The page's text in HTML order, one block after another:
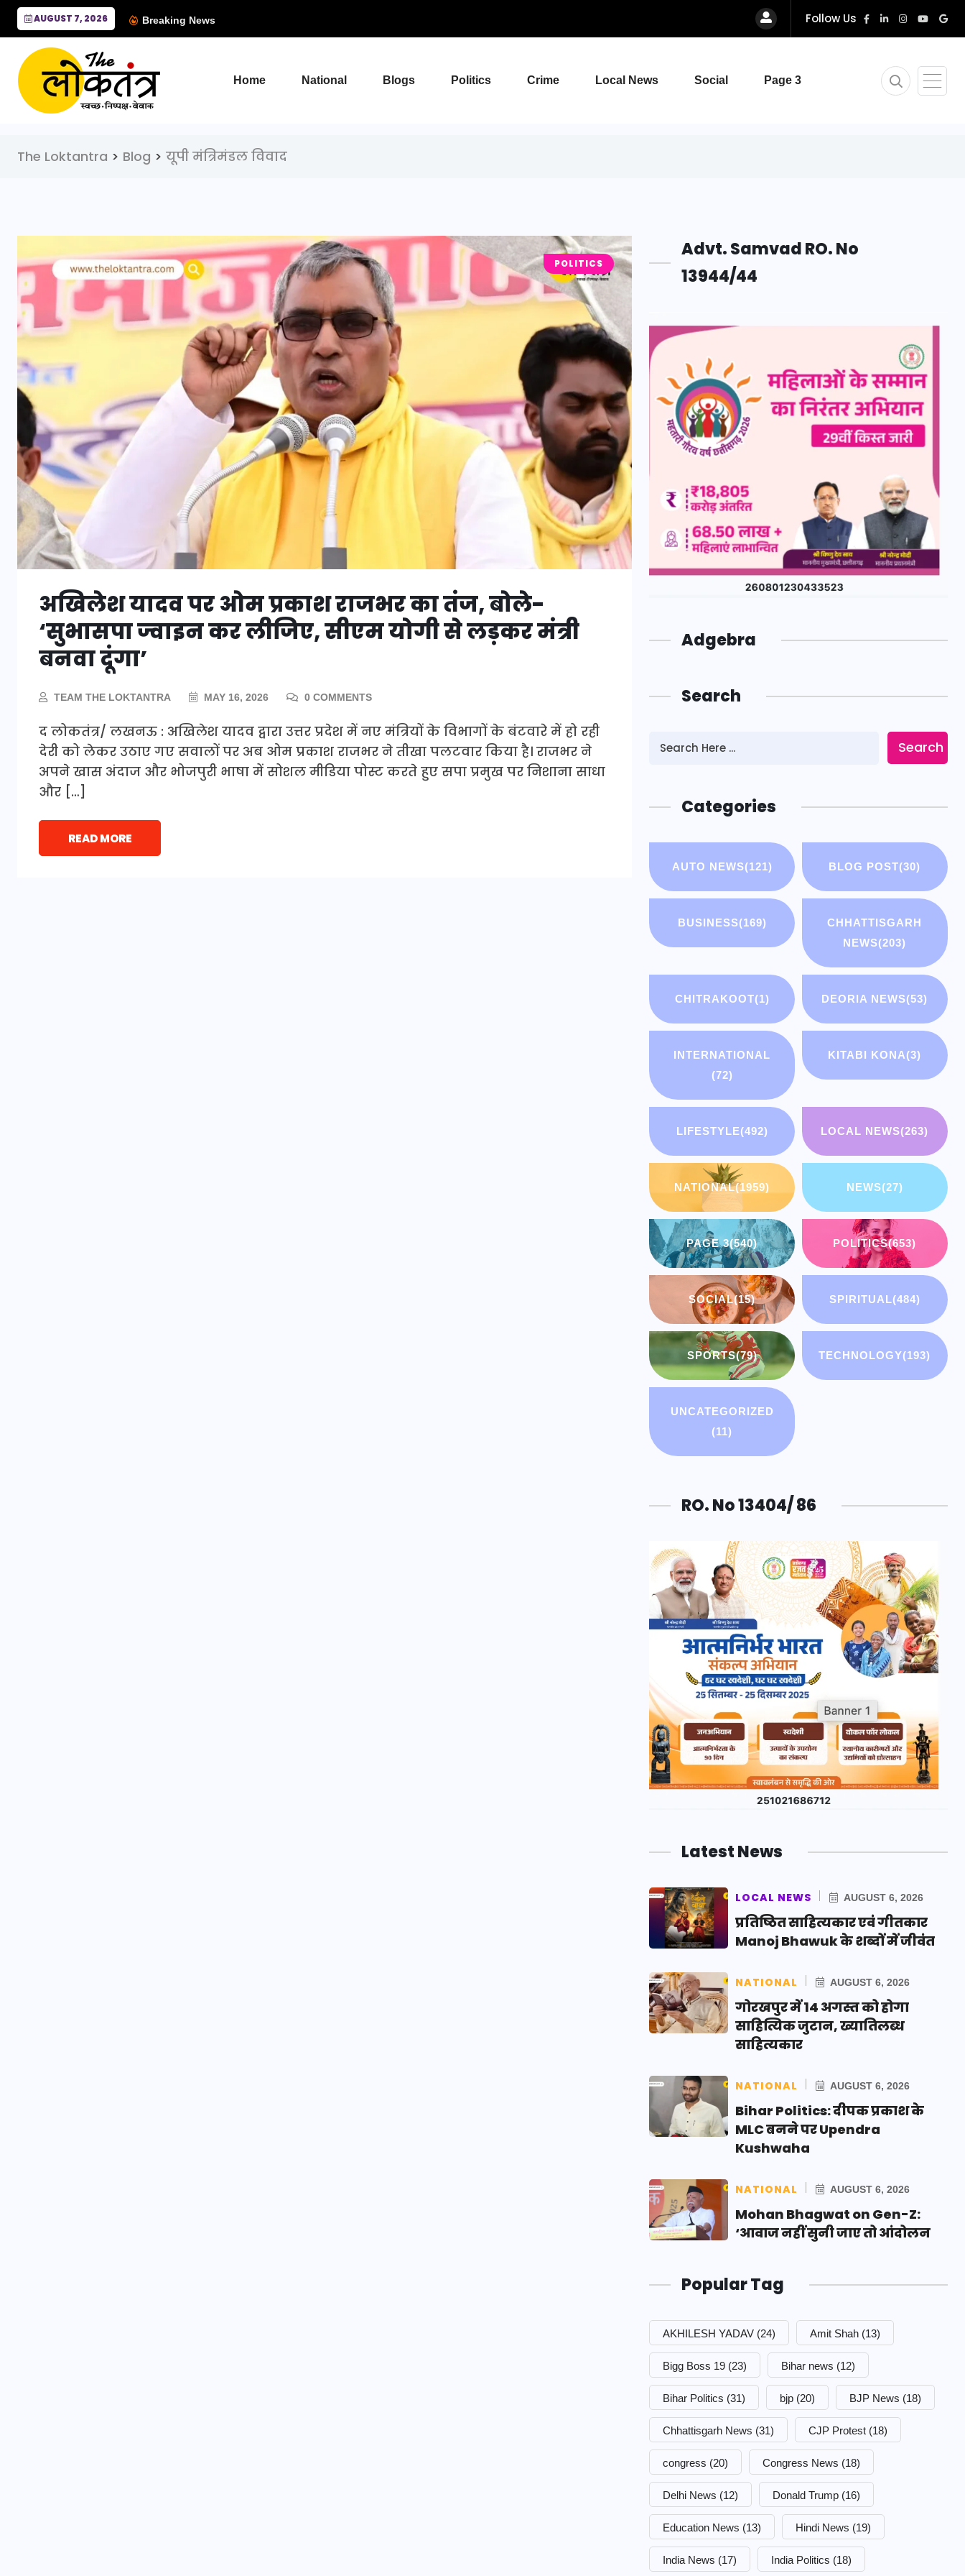
AUGUST 7, 2026 Breaking News Follow Us
Home National Blogs Politics Crime Local News Social Page 3
The Loktantra > Blog > यूपी मंत्रिमंडल विवाद
POLITICS
अखिलेश यादव पर ओम प्रकाश राजभर का तंज, बोले-
‘सुभासपा ज्वाइन कर लीजिए, सीएम योगी से लड़कर मंत्री
बनवा दूंगा’
TEAM THE LOKTANTRA MAY 16, 2026 0 COMMENTS
द लोकतंत्र/ लखनऊ : अखिलेश यादव द्वारा उत्तर प्रदेश में नए मंत्रियों के विभागों के बंटवारे में हो रही
देरी को लेकर उठाए गए सवालों पर अब ओम प्रकाश राजभर ने तीखा पलटवार किया है। राजभर ने
अपने खास अंदाज और भोजपुरी भाषा में सोशल मीडिया पोस्ट करते हुए सपा प्रमुख पर निशाना साधा
और […]
READ MORE
Advt. Samvad RO. No
13944/44
Adgebra
Search
Search
Categories
AUTO NEWS(121) BLOG POST(30)
BUSINESS(169)
CHHATTISGARH
NEWS(203)
CHITRAKOOT(1) DEORIA NEWS(53)
INTERNATIONAL
(72)
KITABI KONA(3)
LIFESTYLE(492) LOCAL NEWS(263)
NATIONAL(1959) NEWS(27)
PAGE 3(540) POLITICS(653)
SOCIAL(15) SPIRITUAL(484)
SPORTS(79) TECHNOLOGY(193)
UNCATEGORIZED
(11)
RO. No 13404/ 86
Latest News
LOCAL NEWS AUGUST 6, 2026
प्रतिष्ठित साहित्यकार एवं गीतकार
Manoj Bhawuk के शब्दों में जीवंत
NATIONAL AUGUST 6, 2026
गोरखपुर में 14 अगस्त को होगा
साहित्यिक जुटान, ख्यातिलब्ध
साहित्यकार
NATIONAL AUGUST 6, 2026
Bihar Politics: दीपक प्रकाश के
MLC बनने पर Upendra
Kushwaha
NATIONAL AUGUST 6, 2026
Mohan Bhagwat on Gen-Z:
‘आवाज नहीं सुनी जाए तो आंदोलन
Popular Tag
AKHILESH YADAV (24) Amit Shah (13)
Bigg Boss 19 (23) Bihar news (12)
Bihar Politics (31) bjp (20) BJP News (18)
Chhattisgarh News (31) CJP Protest (18)
congress (20) Congress News (18)
Delhi News (12) Donald Trump (16)
Education News (13) Hindi News (19)
India News (17) India Politics (18)